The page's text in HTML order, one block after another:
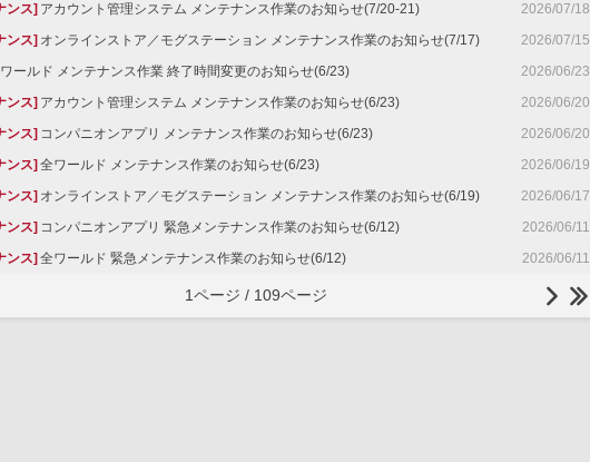
ンス] アカウント管理システム メンテナンス作業のお知らせ(7/20-21)
2026/07/18
ンス] オンラインストア／モグステーション メンテナンス作業のお知らせ(7/17)
2026/07/15
ールド メンテナンス作業 終了時間変更のお知らせ(6/23)
2026/06/23
ンス] アカウント管理システム メンテナンス作業のお知らせ(6/23)
2026/06/20
ンス] コンパニオンアプリ メンテナンス作業のお知らせ(6/23)
2026/06/20
ンス] 全ワールド メンテナンス作業のお知らせ(6/23)
2026/06/19
ンス] オンラインストア／モグステーション メンテナンス作業のお知らせ(6/19)
2026/06/17
ンス] コンパニオンアプリ 緊急メンテナンス作業のお知らせ(6/12)
2026/06/11
ンス] 全ワールド 緊急メンテナンス作業のお知らせ(6/12) 2026/06/11
1ページ / 109ページ